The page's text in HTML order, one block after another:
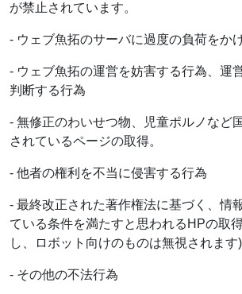
が禁止されています。
- ウェブ魚拓のサーバに過度の負荷をか
- ウェブ魚拓の運営を妨害する行為、運
判断する行為
- 無修正のわいせつ物、児童ポルノなど
されているページの取得。
- 他者の権利を不当に侵害する行為
- 最終改正された著作権法に基づく、情
ている条件を満たすと思われるHPの取
し、ロボット向けのものは無視されます)
- その他の不法行為